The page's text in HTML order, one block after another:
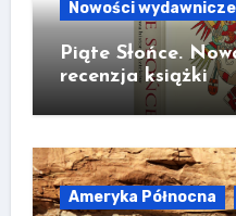
Nowości wydawnicze
Piąte Słońce.
recenzja książki
Ameryka Północna